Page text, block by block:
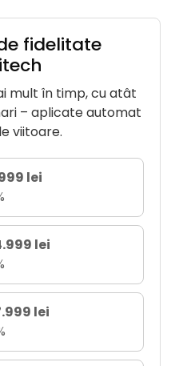
fidelitate
mult în timp, cu atât
– aplicate automat
viitoare.
lei
lei
lei